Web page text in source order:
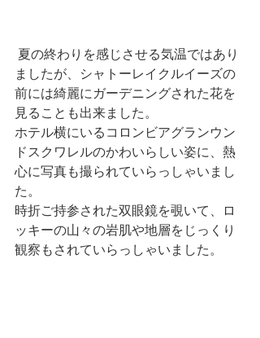
ましたが、シャトーレイクルイーズの
前には綺麗にガーデニングされた花を
見ることも出来ました。
ホテル横にいるコロンビアグランウン
ドスクワレルのかわいらしい姿に、熱
心に写真も撮られていらっしゃいまし
た。
時折ご持参された双眼鏡を覗いて、ロ
ッキーの山々の岩肌や地層をじっくり
観察もされていらっしゃいました。